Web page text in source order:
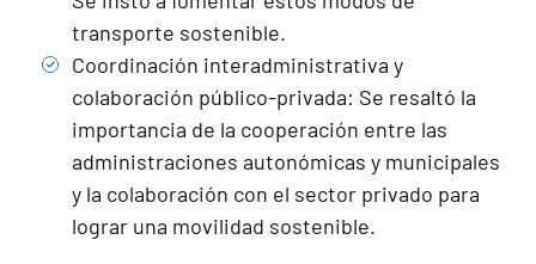
transporte sostenible.
Coordinación interadministrativa y
colaboración público-privada: Se resaltó la
importancia de la cooperación entre las
administraciones autonómicas y municipales
y la colaboración con el sector privado para
lograr una movilidad sostenible.